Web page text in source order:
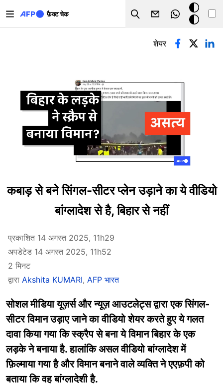
फ़ैक्ट चेक
Search
डार्क
मोड
प्राथमिक टैब्स
शेयर
कबाड़ से बने सिंगल-सीटर प्लेन उड़ाने का ये वीडियो
बांग्लादेश से है, बिहार से नहीं
प्रकाशित 14 अगस्त 2025, 11h29
अपडेटेड 14 अगस्त 2025, 11h52
2 मिनट
द्वारा Akshita KUMARI, AFP भारत
सोशल मीडिया यूज़र्स और न्यूज़ आउटलेट्स द्वारा एक सिंगल-
सीटर विमान उड़ाए जाने का वीडियो शेयर करते हुए ये गलत
दावा किया गया कि स्क्रैप से बना ये विमान बिहार के एक
लड़के ने बनाया है. हालांकि असल वीडियो बांग्लादेश में
फ़िल्माया गया है और विमान बनाने वाले व्यक्ति ने एएफ़पी को
बताया कि वह बांग्लादेशी है.